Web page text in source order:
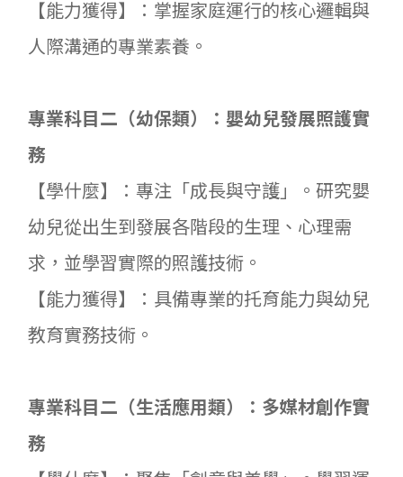
【能力獲得】：掌握家庭運行的核心邏輯與
人際溝通的專業素養。
專業科目二（幼保類）：嬰幼兒發展照護實
務
【學什麼】：專注「成長與守護」。研究嬰
幼兒從出生到發展各階段的生理、心理需
求，並學習實際的照護技術。
【能力獲得】：具備專業的托育能力與幼兒
教育實務技術。
專業科目二（生活應用類）：多媒材創作實
務